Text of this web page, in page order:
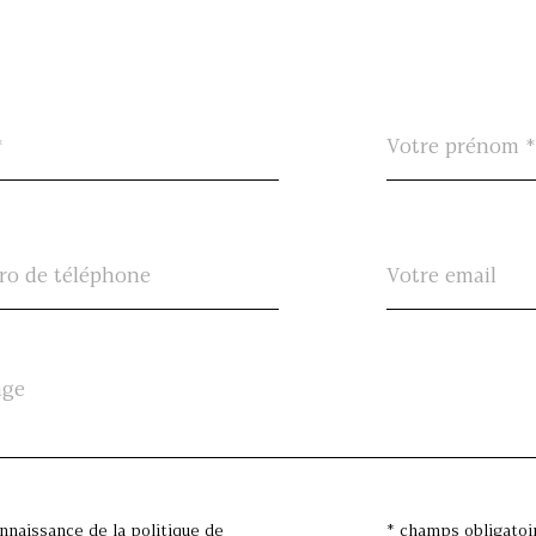
*
de la politique de
* champs